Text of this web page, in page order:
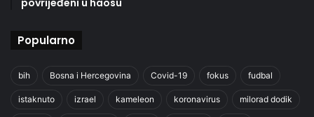
povrijeđeni u haosu
Popularno
bih Bosna i Hercegovina Covid-19 fokus fudbal
istaknuto izrael kameleon koronavirus milorad dodik